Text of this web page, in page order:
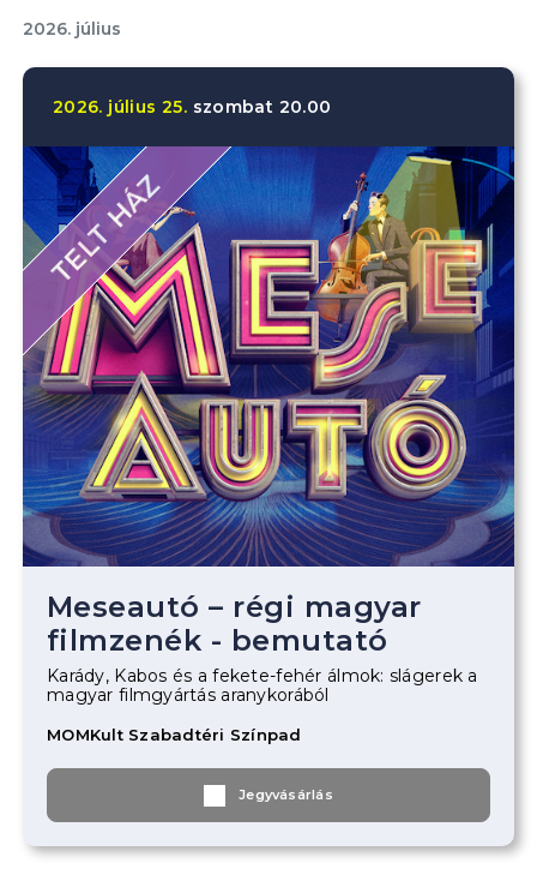
2026. július
2026. július 25. szombat 20.00
TELT HÁZ
Meseautó – régi magyar
filmzenék - bemutató
Karády, Kabos és a fekete-fehér álmok: slágerek a
magyar filmgyártás aranykorából
MOMKult Szabadtéri Színpad
Jegyvásárlás